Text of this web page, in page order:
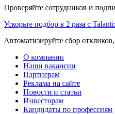
Проверяйте сотрудников и
Ускорьте подбор в 2 раза с
Автоматизируйте сбор
О компании
Наши вакансии
Партнерам
Реклама на сайте
Новости и статьи
Инвесторам
Кандидаты по профессиям